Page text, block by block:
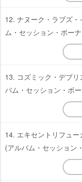
12. ナヌーク・ラブズ
ム・セッション・ボー
13. コズミック・デブ
バム・セッション・ボ
14. エキセントリフュ
(アルバム・セッション